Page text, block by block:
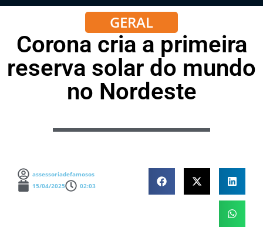
GERAL
Corona cria a primeira
reserva solar do mundo
no Nordeste
assessoriadefamosos
15/04/2025
02:03